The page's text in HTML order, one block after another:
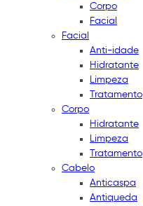
Corpo
Facial
Facial
Anti-idade
Hidratante
Limpeza
Tratamento
Corpo
Hidratante
Limpeza
Tratamento
Cabelo
Anticaspa
Antiqueda